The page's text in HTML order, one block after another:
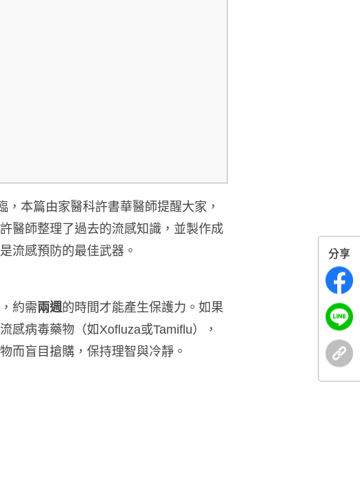
本篇由家醫科許書華醫師提醒大家，
醫師整理了過去的流感知識，並製作成
流感預防的最佳武器。
約需兩週的時間才能產生保護力。如果
感病毒藥物（如Xofluza或Tamiflu），
而盲目搶購，保持理智與冷靜。
分享